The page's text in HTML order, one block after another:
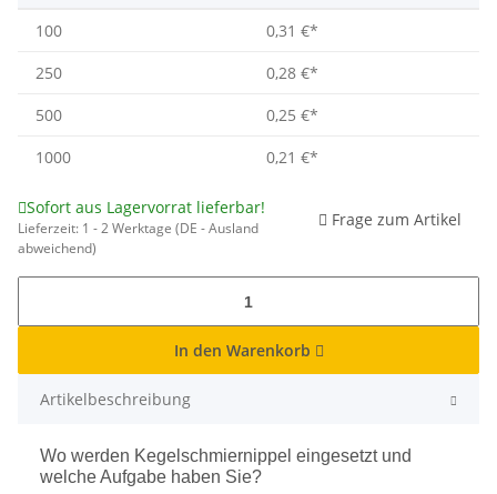
100 0,31 €*
250
0,28 €*
500
0,25 €*
1000
0,21 €*
Sofort aus Lagervorrat lieferbar!
Lieferzeit: 1 - 2 Werktage (DE - Ausland
abweichend)
Frage zum Artikel
In den Warenkorb
Artikelbeschreibung
Wo werden Kegelschmiernippel eingesetzt und
welche Aufgabe haben Sie?